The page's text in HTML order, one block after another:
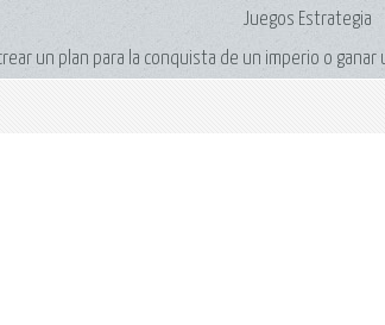
Juegos Estrategia
un plan para la conquista de un imperio o